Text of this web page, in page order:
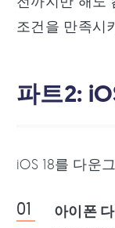
조건을 만족시
파트2:
iOS 18를 다운
아이폰